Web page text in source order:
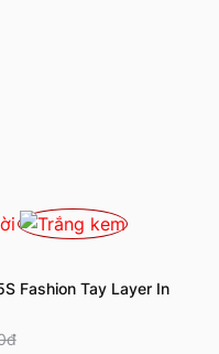
Fashion Tay Layer In